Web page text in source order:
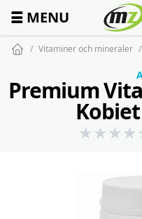
☰ MENU
Vitaminer och mineraler
Premium